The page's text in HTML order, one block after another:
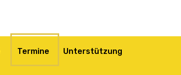
Termine Unterstützung